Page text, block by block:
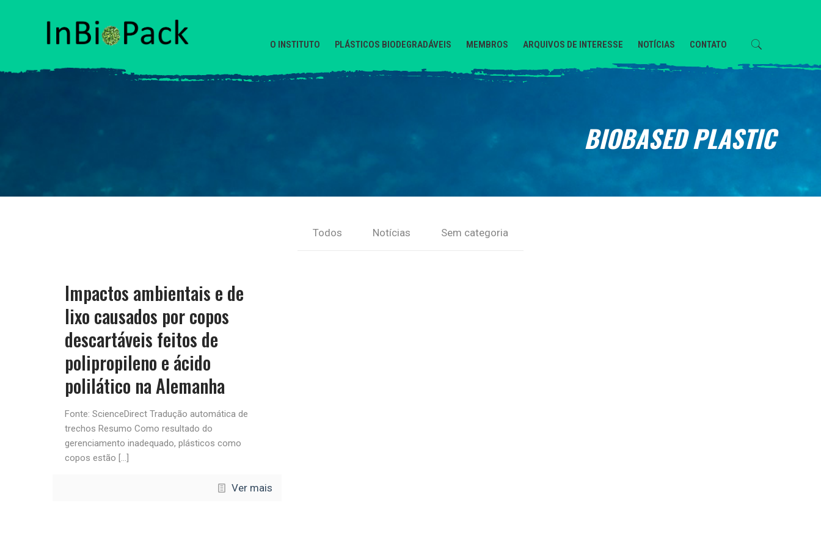
O INSTITUTO PLÁSTICOS BIODEGRADÁVEIS MEMBROS ARQUIVOS DE INTERESSE NOTÍCIAS CONTATO
BIOBASED PLASTIC
Todos Notícias Sem categoria
Impactos ambientais e de
lixo causados ​​por copos
descartáveis ​​feitos de
polipropileno e ácido
polilático na Alemanha
Fonte: ScienceDirect Tradução automática de
trechos Resumo Como resultado do
gerenciamento inadequado, plásticos como
copos estão […]
Ver mais